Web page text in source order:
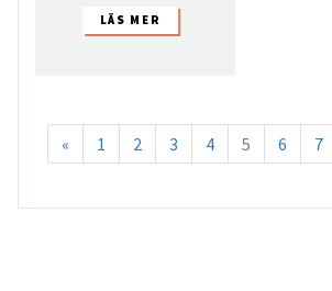
« 1 2 3 4 5 6 7